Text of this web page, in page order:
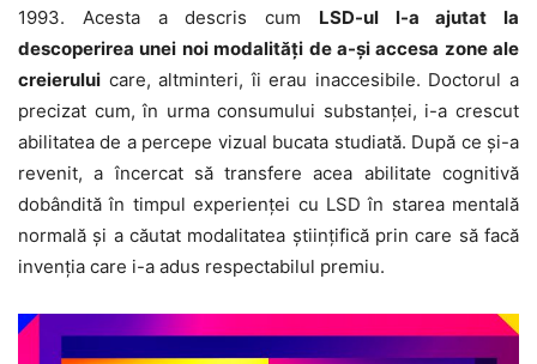
1993. Acesta a descris cum LSD-ul l-a ajutat la
descoperirea unei noi modalități de a-și accesa zone ale
creierului care, altminteri, îi erau inaccesibile. Doctorul a
precizat cum, în urma consumului substanței, i-a crescut
abilitatea de a percepe vizual bucata studiată. După ce și-a
revenit, a încercat să transfere acea abilitate cognitivă
dobândită în timpul experienței cu LSD în starea mentală
normală și a căutat modalitatea științifică prin care să facă
invenția care i-a adus respectabilul premiu.